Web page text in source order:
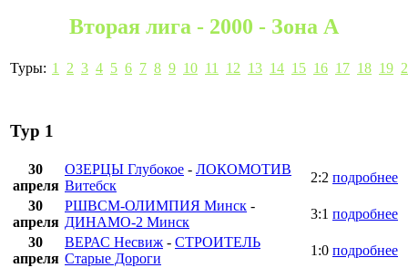
Вторая лига - 2000 - Зона А
Туры: 1 2 3 4 5 6 7 8 9 10 11 12 13 14 15 16 17 18 19
Тур 1
30
апреля
ОЗЕРЦЫ Глубокое - ЛОКОМОТИВ
Витебск
2:2 подробнее
30
апреля
РШВСМ-ОЛИМПИЯ Минск -
ДИНАМО-2 Минск
3:1 подробнее
30
апреля
ВЕРАС Несвиж - СТРОИТЕЛЬ
Старые Дороги
1:0 подробнее